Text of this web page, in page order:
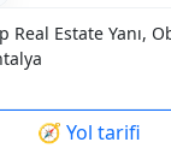
Real Estate Yanı,
🧭 Yol tarifi